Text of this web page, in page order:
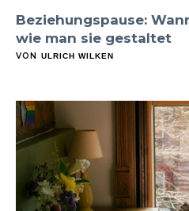
Beziehungspause:
wie man sie gestaltet
VON ULRICH WILKEN